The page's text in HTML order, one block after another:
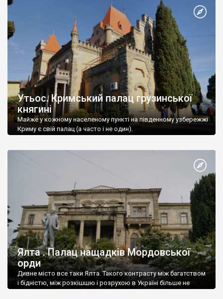
Утьос. Кримський палац грузинської
княгині
Майже у кожному населеному пункті на південному узбережжі
Криму є свій палац (а часто і не один).
Ялта . Палац нащадків Мордовської
орди
Дивне місто все таки Ялта. Такого контрасту між багатством
і бідністю, між розкішшю і розрухою в Україні більше не